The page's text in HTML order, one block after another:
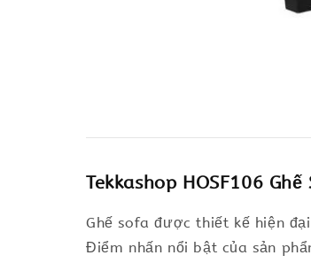
Tekkashop HOSF106
Ghế sofa được thiết kế hiện
Điểm nhấn nổi bật của sản